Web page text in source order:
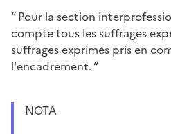
“ Pour la section
compte tous les suffrages
suffrages exprimés pris en
l'encadrement. ”
NOTA